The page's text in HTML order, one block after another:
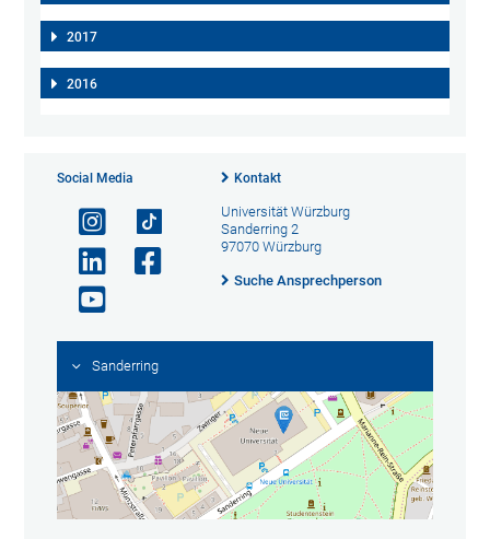
2017
2016
Social Media Kontakt
Universität Würzburg
Sanderring 2
97070 Würzburg
Suche Ansprechperson
Sanderring